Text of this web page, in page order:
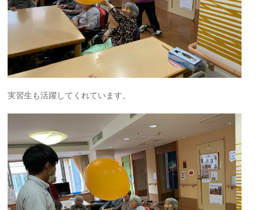
実習生も活躍してくれています。